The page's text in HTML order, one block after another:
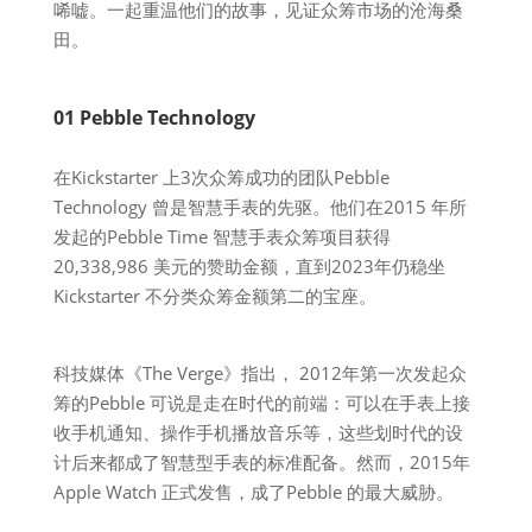
唏嘘。一起重温他们的故事，见证众筹市场的沧海桑
田。
01 Pebble Technology
在Kickstarter 上3次众筹成功的团队Pebble
Technology 曾是智慧手表的先驱。他们在2015 年所
发起的Pebble Time 智慧手表众筹项目获得
20,338,986 美元的赞助金额，直到2023年仍稳坐
Kickstarter 不分类众筹金额第二的宝座。
科技媒体《The Verge》指出， 2012年第一次发起众
筹的Pebble 可说是走在时代的前端：可以在手表上接
收手机通知、操作手机播放音乐等，这些划时代的设
计后来都成了智慧型手表的标准配备。然而，2015年
Apple Watch 正式发售，成了Pebble 的最大威胁。